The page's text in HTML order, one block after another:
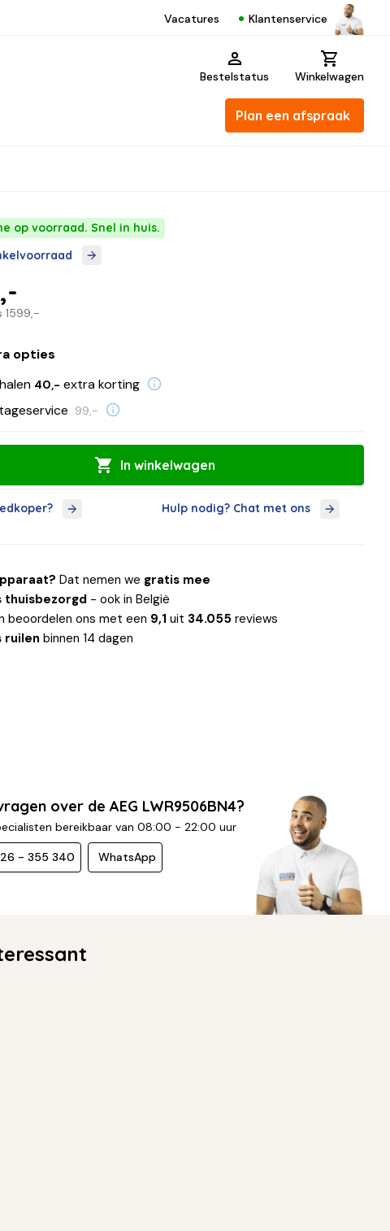
Vacatures Klantenservice
Bestelstatus Winkelwagen
Plan een afspraak
op voorraad. Snel in huis.
1599,-
opties
40,- extra korting
99,-
In winkelwagen
Hulp nodig? Chat met ons
Dat nemen we gratis mee
thuisbezorgd - ook in België
beoordelen ons met een 9,1 uit 34.055 reviews
ruilen binnen 14 dagen
over de AEG LWR9506BN4?
bereikbaar van 08:00 - 22:00 uur
- 355 340 WhatsApp